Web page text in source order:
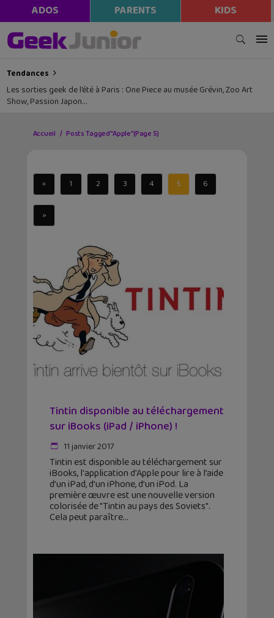
ADOS PARENTS KIDS
Tendances
Les sorties geek de l’été à Paris : One Piece au musée Grévin, Zoo Art
Show, Passion Japon…
Accueil Posts Tagged "Apple"(Page 5)
« 1 2 3 4 5 6
»
Tintin disponible au téléchargement
sur iBooks (iPad / iPhone) !
11 janvier 2017
Tintin est disponible au téléchargement sur
iBooks, l'application d'Apple pour lire à l’aide
d’un iPad, d’un iPhone, d’un iPod. La
première œuvre est une nouvelle version
colorisée de "Tintin au pays des Soviets".
Cela peut paraître